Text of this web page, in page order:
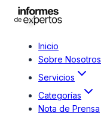
Inicio
Sobre Nosotros
Servicios
Categorías
Nota de Prensa